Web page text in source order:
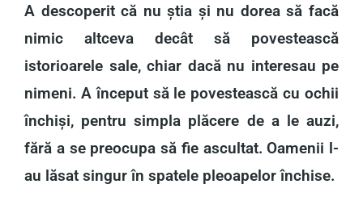
A descoperit că nu știa și nu dorea să facă
nimic altceva decât să povestească
istorioarele sale, chiar dacă nu interesau pe
nimeni. A început să le povestească cu ochii
închiși, pentru simpla plăcere de a le auzi,
fără a se preocupa să fie ascultat. Oamenii l-
au lăsat singur în spatele pleoapelor închise.